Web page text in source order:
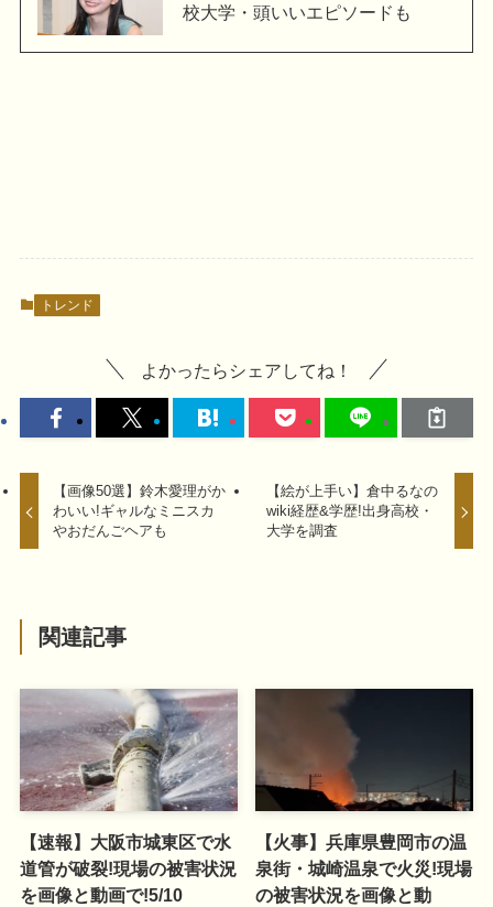
校大学・頭いいエピソードも
トレンド
よかったらシェアしてね！
【画像50選】鈴木愛理がか
わいい!ギャルなミニスカ
やおだんごヘアも
【絵が上手い】倉中るなの
wiki経歴&学歴!出身高校・
大学を調査
関連記事
【速報】大阪市城東区で水
道管が破裂!現場の被害状況
を画像と動画で!5/10
【火事】兵庫県豊岡市の温
泉街・城崎温泉で火災!現場
の被害状況を画像と動